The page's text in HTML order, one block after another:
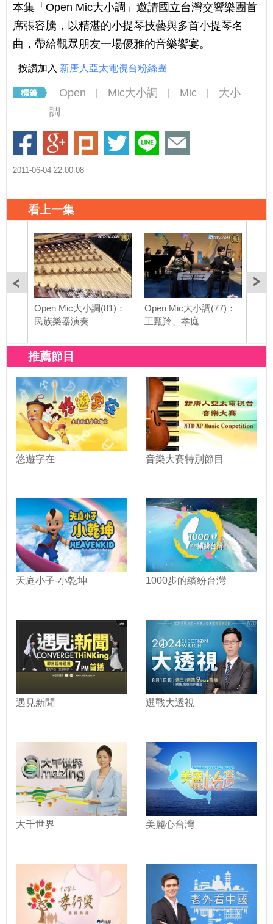
本集「Open Mic大小調」邀請國立台灣交響樂團首
席張容騰，以精湛的小提琴技藝與多首小提琴名
曲，帶給觀眾朋友一場優雅的音樂饗宴。
按讚加入 新唐人亞太電視台粉絲團
Open Mic大小調 Mic
大小
調
2011-06-04 22:00:08
看上一集
Open Mic大小調(81)：
民族樂器演奏
Open Mic大小調(77)：
王甄羚、孝庭
推薦節目
悠遊字在 音樂大賽特別節目
天庭小子-小乾坤 1000步的繽紛台灣
遇見新聞 選戰大透視
大千世界 美麗心台灣